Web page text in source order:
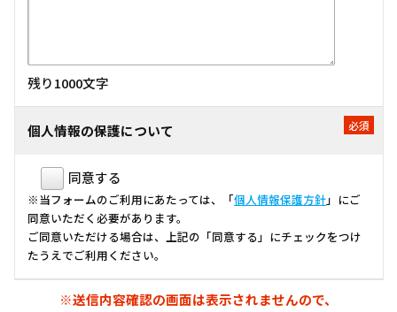
残り1000文字
個人情報の保護について
同意する
※当フォームのご利用にあたっては、「個人情報保護方針」にご
同意いただく必要があります。
ご同意いただける場合は、上記の「同意する」にチェックをつけ
たうえでご利用ください。
※送信内容確認の画面は表示されませんので、